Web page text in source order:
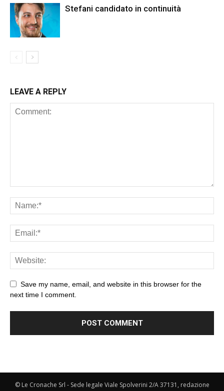
Stefani candidato in continuità
LEAVE A REPLY
Save my name, email, and website in this browser for the
next time I comment.
© Le Cronache Srl - Sede legale Viale Spolverini 2/A 37131, redazione